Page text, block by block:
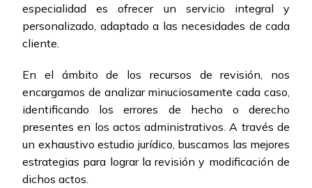
especialidad es ofrecer un servicio integral y
personalizado, adaptado a las necesidades de cada
cliente.
En el ámbito de los recursos de revisión, nos
encargamos de analizar minuciosamente cada caso,
identificando los errores de hecho o derecho
presentes en los actos administrativos. A través de
un exhaustivo estudio jurídico, buscamos las mejores
estrategias para lograr la revisión y modificación de
dichos actos.